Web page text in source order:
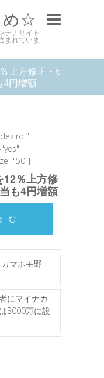
め☆
テナサイト
まれていま
上方修正・6
4円増額
12％上方修
も4円増額
む
マホモ野
にマイナカ
3000万に設